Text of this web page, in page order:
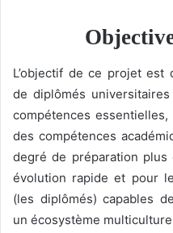
L’objectif de ce projet est
de diplômés
compétences
des compétences
degré de préparation plus
évolution rapide et pour
(les diplômés) capables
un écosystème